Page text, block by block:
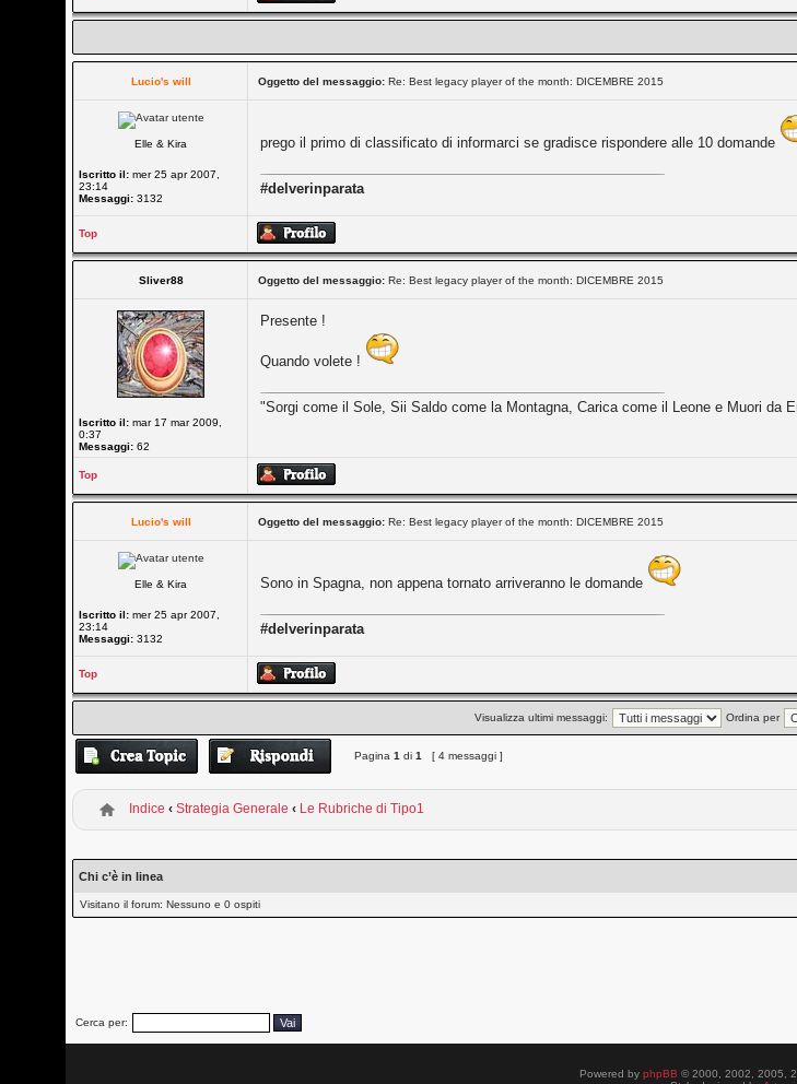
Lucio's will Oggetto del messaggio: Re: Best legacy player of the month: DICEMBRE 2015
Elle & Kira
Iscritto il: mer 25 apr 2007,
23:14
Messaggi: 3132
prego il primo di classificato di informarci se gradisce rispondere alle 10 domande
#delverinparata
Top
Sliver88 Oggetto del messaggio: Re: Best legacy player of the month: DICEMBRE 2015
Iscritto il: mar 17 mar 2009,
0:37
Messaggi: 62
Presente !
Quando volete !
"Sorgi come il Sole, Sii Saldo come la Montagna, Carica come il Leone e Muori da
Top
Lucio's will Oggetto del messaggio: Re: Best legacy player of the month: DICEMBRE 2015
Elle & Kira
Iscritto il: mer 25 apr 2007,
23:14
Messaggi: 3132
Sono in Spagna, non appena tornato arriveranno le domande
#delverinparata
Top
Visualizza ultimi messaggi: Ordina per
Pagina1 di1 [ 4 messaggi ]
Indice ‹ Strategia Generale ‹ Le Rubriche di Tipo1
Chi c’è in linea
Visitano il forum: Nessuno e 0 ospiti
Cerca per:
Powered by phpBB © 2000, 2002, 2005,